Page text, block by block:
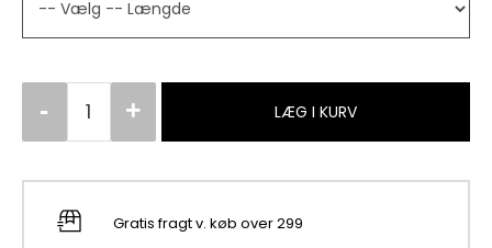
LÆG I KURV
Gratis fragt v. køb over 299